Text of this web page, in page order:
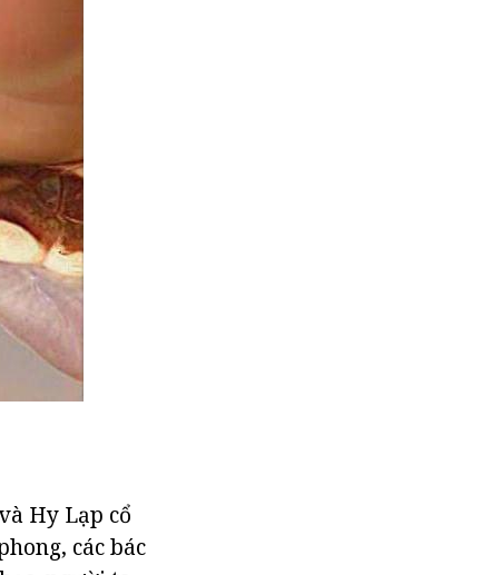
Hy Lạp cổ
các bác